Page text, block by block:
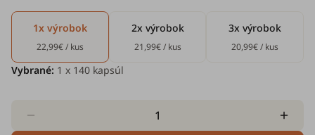
1x výrobok
22,99€ / kus
2x výrobok
21,99€ / kus
3x výrobok
20,99€ / kus
Vybrané: 1 x 140 kapsúl